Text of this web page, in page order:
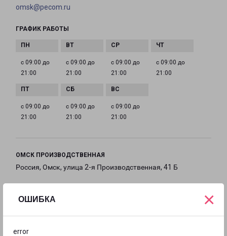
ОШИБКА
error
×
omsk@pecom.ru
ГРАФИК РАБОТЫ
с 09:00 до
21:00
с 09:00 до
21:00
с 09:00 до
21:00
с 09:00 до
21:00
с 09:00 до
21:00
с 09:00 до
21:00
с 09:00 до
21:00
ОМСК ПРОИЗВОДСТВЕННАЯ
Россия, Омск, улица 2-я Производственная, 41 Б